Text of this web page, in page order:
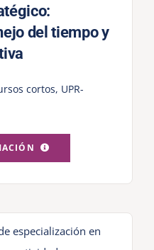
del tiempo y
cortos, UPR-